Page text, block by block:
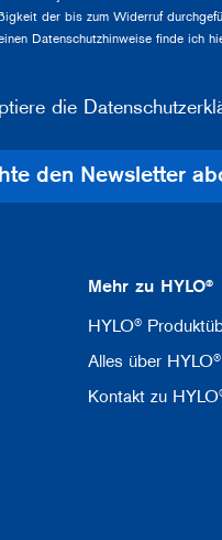
der bis zum Widerruf
Datenschutzhinweise finde ich
die
den Newsletter
Mehr zu HYLO®
HYLO®
Alles über HYLO®
Kontakt zu